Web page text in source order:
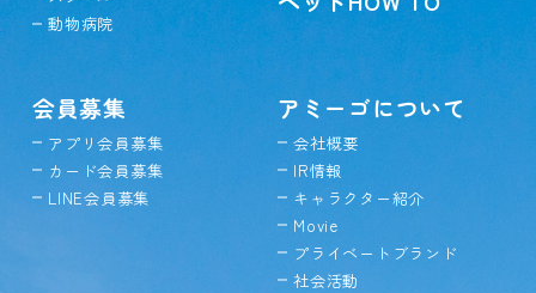
動物病院
会員募集
アプリ会員募集
カード会員募集
LINE会員募集
アミーゴについて
会社概要
IR情報
キャラクター紹介
Movie
プライベートブランド
社会活動